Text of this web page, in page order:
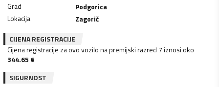
Grad
Podgorica
Lokacija
Zagorič
CIJENA REGISTRACIJE
Cijena registracije za ovo vozilo na premijski razred 7 iznosi oko
344.65 €
SIGURNOST